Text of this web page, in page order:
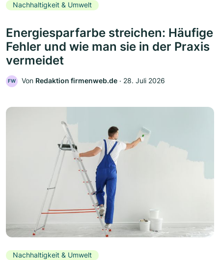
Nachhaltigkeit & Umwelt
Energiesparfarbe streichen: Häufige
Fehler und wie man sie in der Praxis
vermeidet
FW Von Redaktion firmenweb.de ‧ 28. Juli 2026
Nachhaltigkeit & Umwelt